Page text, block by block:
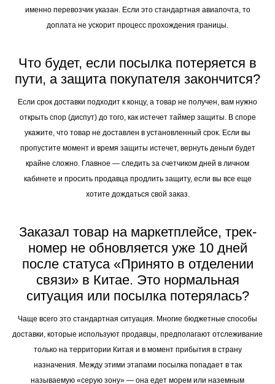
именно перевозчик указан. Если это стандартная авиапочта, то
доплата не ускорит процесс прохождения границы.
Что будет, если посылка потеряется в
пути, а защита покупателя закончится?
Если срок доставки подходит к концу, а товар не получен, вам нужно
открыть спор (диспут) до того, как истечет таймер защиты. В споре
укажите, что товар не доставлен в установленный срок. Если вы
пропустите момент и время защиты истечет, вернуть деньги будет
крайне сложно. Главное — следить за счетчиком дней в личном
кабинете и просить продавца продлить защиту, если вы все еще
хотите дождаться свой заказ.
Заказал товар на маркетплейсе, трек-
номер не обновляется уже 10 дней
после статуса «Принято в отделении
связи» в Китае. Это нормальная
ситуация или посылка потерялась?
Чаще всего это стандартная ситуация. Многие бюджетные способы
доставки, которые используют продавцы, предполагают отслеживание
только на территории Китая и в момент прибытия в страну
назначения. Между этими этапами посылка попадает в так
называемую «серую зону» — она едет морем или наземным